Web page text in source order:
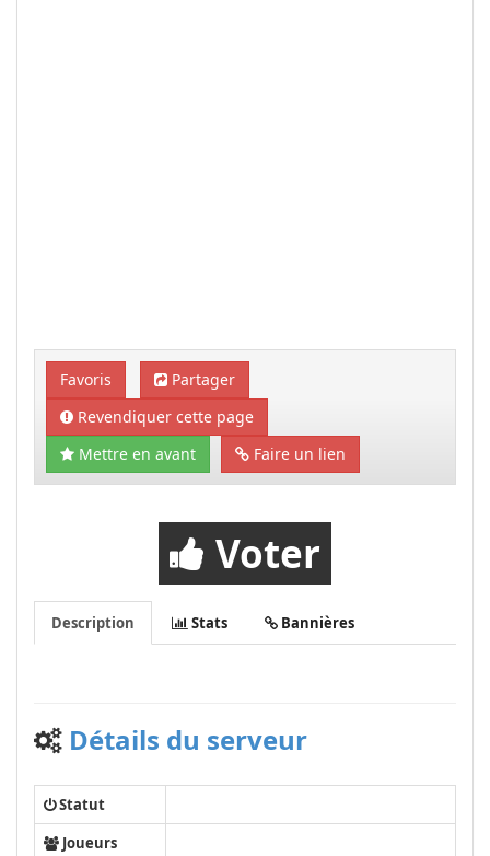
Favoris
Partager
Revendiquer cette page
Mettre en avant
Faire un lien
Voter
Description Stats Bannières
Détails du serveur
Statut
Joueurs